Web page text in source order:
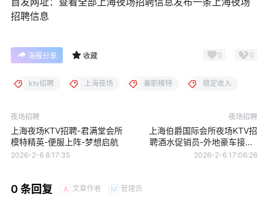
招聘信息
海报分享 收藏 0 0
ktv招聘 上海夜场 兼职模特 稳定收入
夜场招聘
上海夜场KTV招聘-君满堂会所
模特精英-便服上阵-梦想启航
2026-2-6 8:17:35
夜场招聘
上海伯爵国际会所夜场KTV招
聘酒水促销员-外地豪车接送-
无需工衣-即刻加入
2026-2-6 17:06:26
0 条回复 A 文章作者 M 管理员